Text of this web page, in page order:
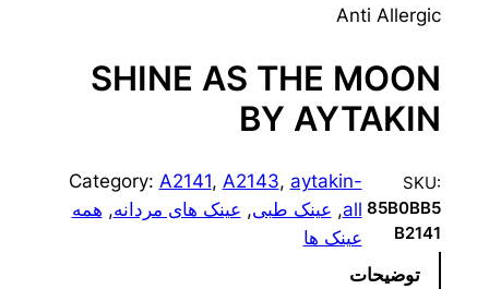
Anti Allergic
SHINE AS THE MOON
BY AYTAKIN
SKU:
85B0BB5
B2141
Category: A2141, A2143, aytakin-
all
, عینک طبی, عینک های مردانه, همه
عینک ها
توضیحات